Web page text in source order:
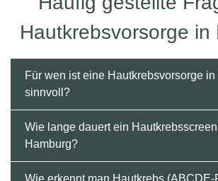
Hautkrebsvorsorge in
Für wen ist eine Hautkrebsvorsorge in
sinnvoll?
Wie lange dauert ein
Hamburg?
Wie erkennt man Hautkrebs (ABCDE-